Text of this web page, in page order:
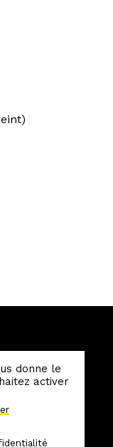
donne le
activer